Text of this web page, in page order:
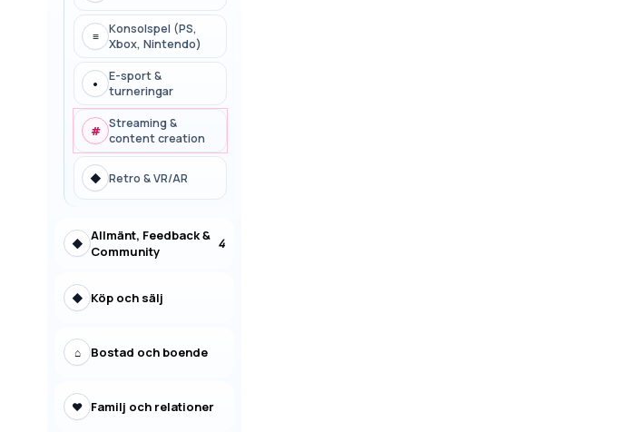
≡
Konsolspel (PS,
Xbox, Nintendo)
•
E-sport &
turneringar
# Streaming &
content creation
◆ Retro & VR/AR
◆ Allmänt, Feedback &
Community
4
◆ Köp och sälj
⌂ Bostad och boende
♥ Familj och relationer